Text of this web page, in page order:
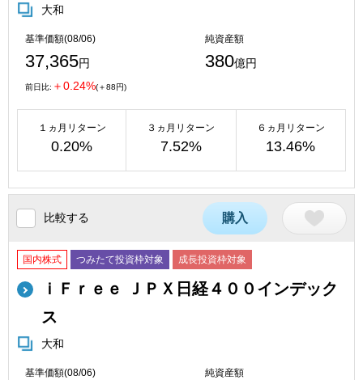
大和
基準価額(08/06)
37,365円
純資産額
380億円
前日比: ＋0.24%(＋88円)
１ヵ月リターン
0.20%
３ヵ月リターン
7.52%
６ヵ月リターン
13.46%
比較する 購入
国内株式 つみたて投資枠対象 成長投資枠対象
ｉＦｒｅｅ ＪＰＸ日経４００インデック
ス
大和
基準価額(08/06) 純資産額